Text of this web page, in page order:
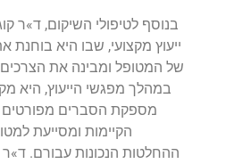
בנוסף לטיפולי השיקום, ד»ר
ייעוץ מקצועי, שבו היא בוחנת
של המטופל ומבינה את הצרכים
במהלך מפגשי הייעוץ, היא
מספקת הסברים מפורטים
הקיימות ומסייעת
ההחלטות הנכונות עבורם. ד»ר